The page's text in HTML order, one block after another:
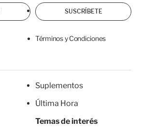
SUSCRÍBETE
Términos y Condiciones
Suplementos
Última Hora
Temas de interés